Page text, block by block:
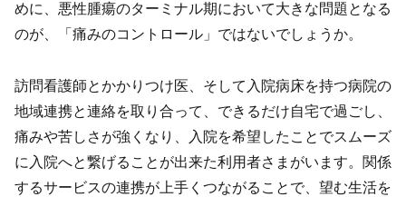
めに、悪性腫瘍のターミナル期において大きな問題となる
のが、「痛みのコントロール」ではないでしょうか。
訪問看護師とかかりつけ医、そして入院病床を持つ病院の
地域連携と連絡を取り合って、できるだけ自宅で過ごし、
痛みや苦しさが強くなり、入院を希望したことでスムーズ
に入院へと繋げることが出来た利用者さまがいます。関係
するサービスの連携が上手くつながることで、望む生活を